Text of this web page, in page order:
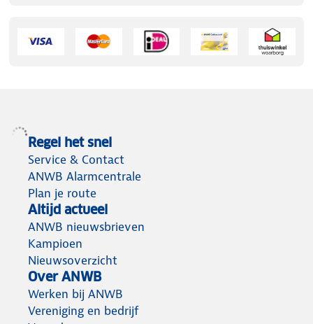
Regel het snel
Service & Contact
ANWB Alarmcentrale
Plan je route
Altijd actueel
ANWB nieuwsbrieven
Kampioen
Nieuwsoverzicht
Over ANWB
Werken bij ANWB
Vereniging en bedrijf